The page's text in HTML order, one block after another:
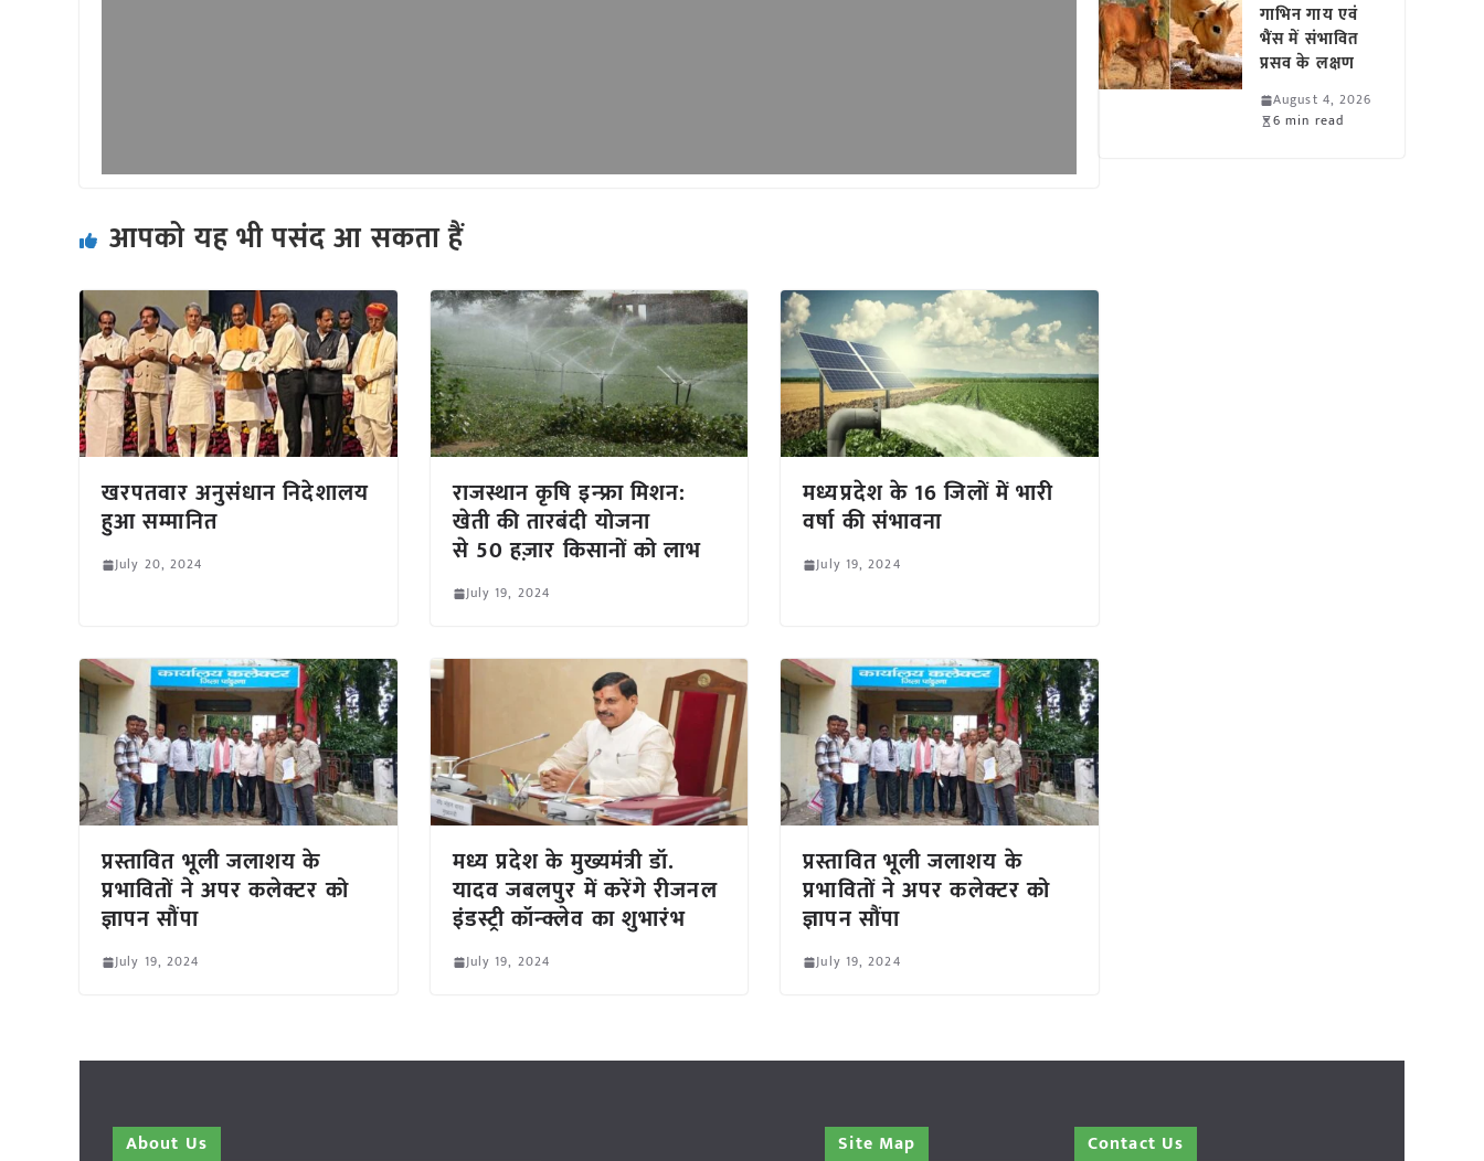
आपको यह भी पसंद आ सकता हैं
खरपतवार अनुसंधान निदेशालय
हुआ सम्मानित
July 20, 2024
राजस्थान कृषि इन्फ्रा मिशन:
खेती की तारबंदी योजना
से 50 हज़ार किसानों को लाभ
July 19, 2024
मध्यप्रदेश के 16 जिलों में भारी
वर्षा की संभावना
July 19, 2024
प्रस्तावित भूली जलाशय के
प्रभावितों ने अपर कलेक्टर को
ज्ञापन सौंपा
July 19, 2024
मध्य प्रदेश के मुख्यमंत्री डॉ.
यादव जबलपुर में करेंगे रीजनल
इंडस्ट्री कॉन्क्लेव का शुभारंभ
July 19, 2024
प्रस्तावित भूली जलाशय के
प्रभावितों ने अपर कलेक्टर को
ज्ञापन सौंपा
July 19, 2024
गाभिन गाय एवं
भैंस में संभावित
प्रसव के लक्षण
August 4, 2026
6 min read
About Us Site Map Contact Us